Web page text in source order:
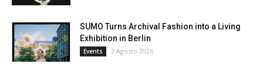
SUMO Turns Archival Fashion into a Living
Exhibition in Berlin
Events 3 Agosto 2026